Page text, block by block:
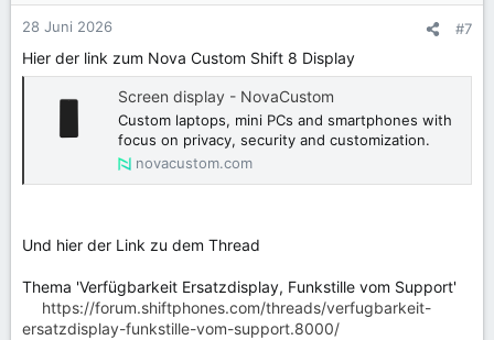
n
e
n
:
28 Juni 2026 #7
Hier der link zum Nova Custom Shift 8 Display
Screen display - NovaCustom
Custom laptops, mini PCs and smartphones with
focus on privacy, security and customization.
novacustom.com
Und hier der Link zu dem Thread
Thema 'Verfügbarkeit Ersatzdisplay, Funkstille vom Support'
https://forum.shiftphones.com/threads/verfugbarkeit-
ersatzdisplay-funkstille-vom-support.8000/